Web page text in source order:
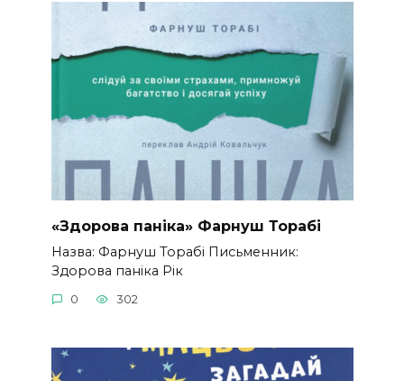
«Здорова паніка» Фарнуш Торабі
Назва: Фарнуш Торабі Письменник:
Здорова паніка Рік
0 302